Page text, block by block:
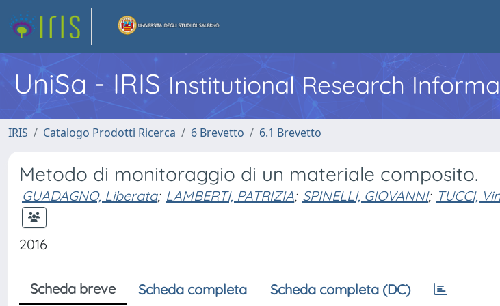
UniSa - IRIS Institutional Research
IRIS Catalogo Prodotti Ricerca 6 Brevetto 6.1 Brevetto
Metodo di monitoraggio di un materiale composito.
GUADAGNO, Liberata; LAMBERTI, PATRIZIA; SPINELLI, GIOVANNI; TUCCI,
2016
Scheda breve Scheda completa Scheda completa (DC)